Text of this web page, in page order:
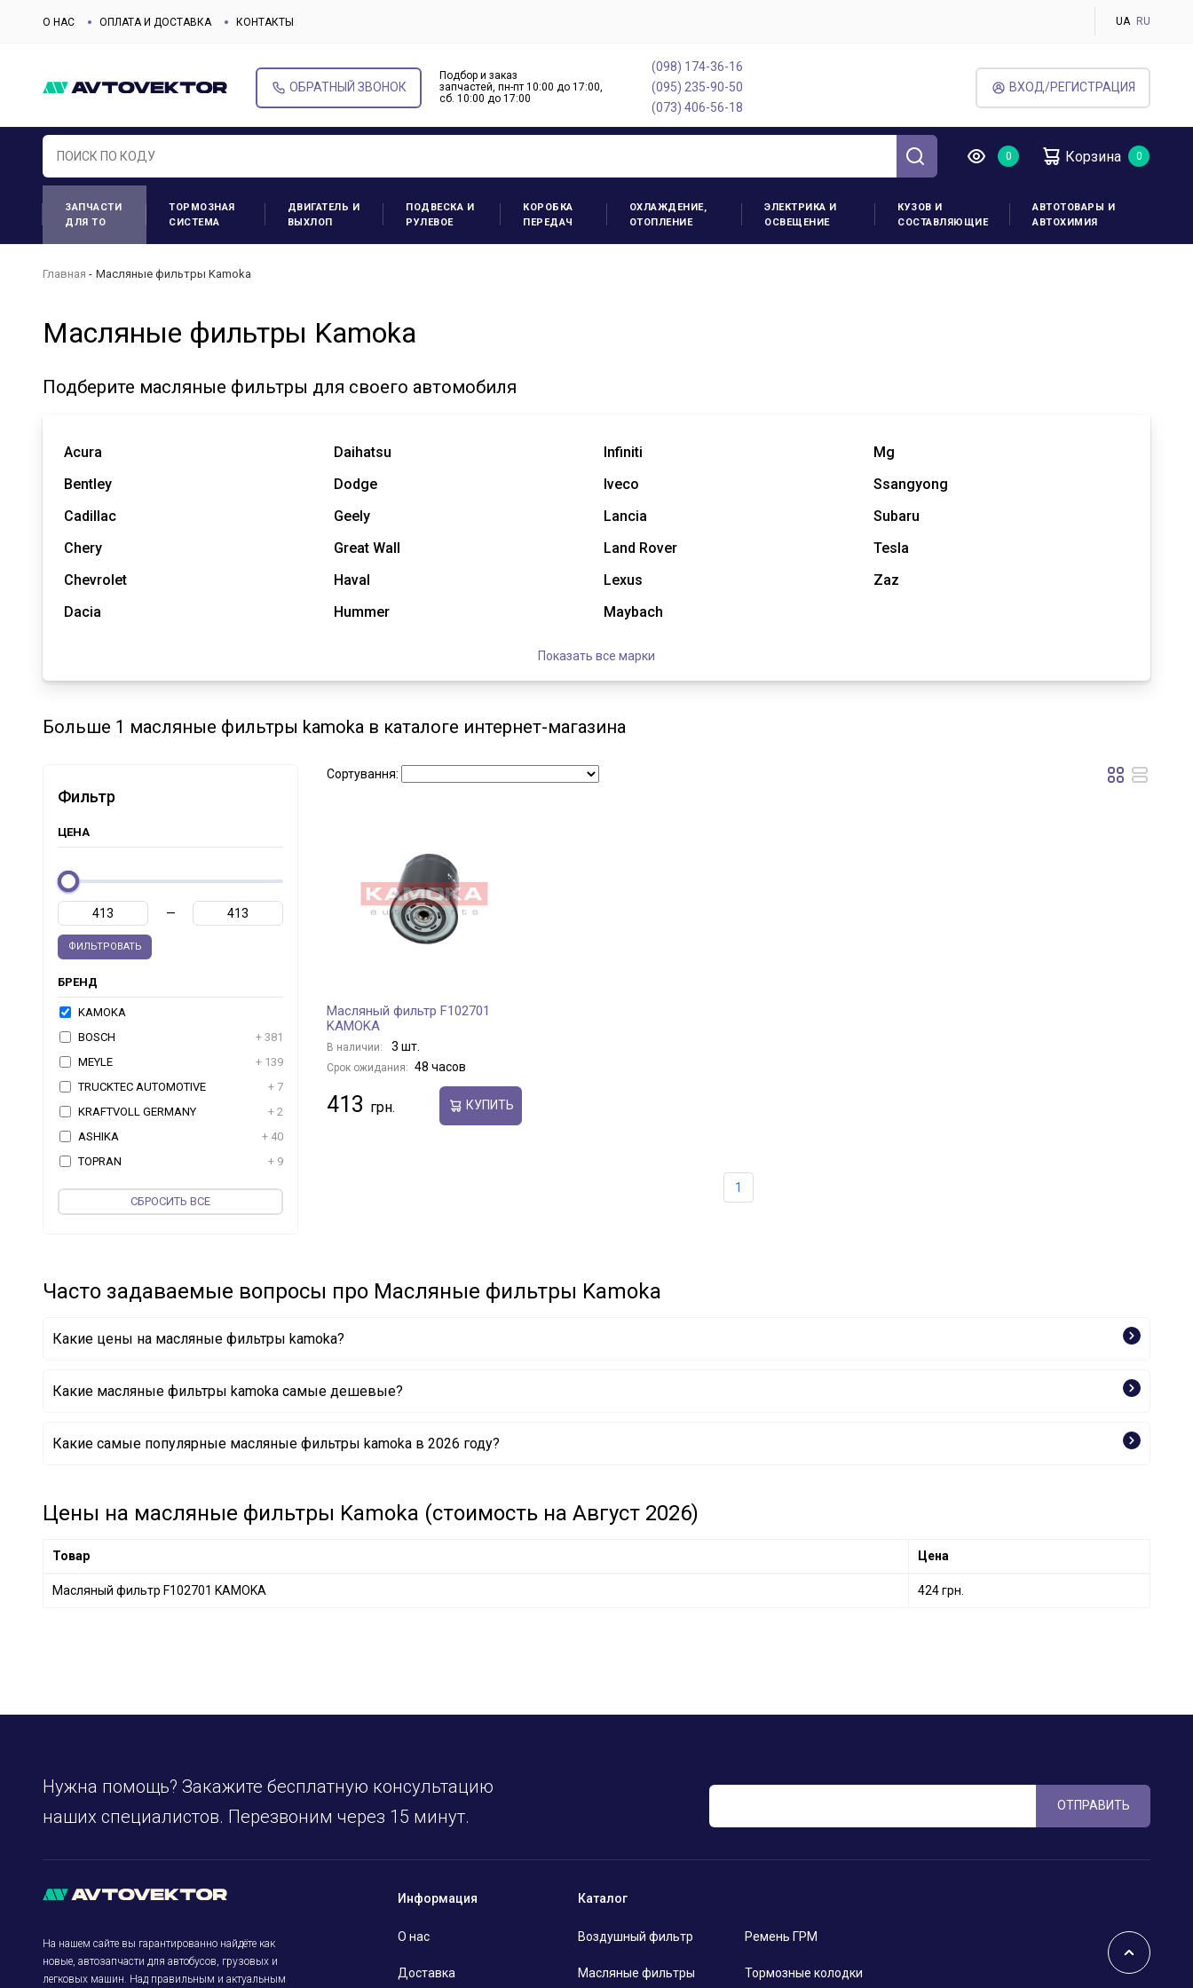
О НАС ОПЛАТА И ДОСТАВКА КОНТАКТЫ UA RU
ОБРАТНЫЙ ЗВОНОК
Подбор и заказ
запчастей, пн-пт 10:00 до 17:00,
cб. 10:00 до 17:00
(098) 174-36-16
(095) 235-90-50
(073) 406-56-18
ВХОД/РЕГИСТРАЦИЯ
Корзина
ЗАПЧАСТИ
ДЛЯ ТО
ТОРМОЗНАЯ
СИСТЕМА
ДВИГАТЕЛЬ И
ВЫХЛОП
ПОДВЕСКА И
РУЛЕВОЕ
КОРОБКА
ПЕРЕДАЧ
ОХЛАЖДЕНИЕ,
ОТОПЛЕНИЕ
ЭЛЕКТРИКА И
ОСВЕЩЕНИЕ
КУЗОВ И
СОСТАВЛЯЮЩИЕ
АВТОТОВАРЫ И
АВТОХИМИЯ
Главная Масляные фильтры Kamoka
Масляные фильтры Kamoka
Подберите масляные фильтры для своего автомобиля
Acura
Bentley
Cadillac
Chery
Chevrolet
Dacia
Daihatsu
Dodge
Geely
Great Wall
Haval
Hummer
Infiniti
Iveco
Lancia
Land Rover
Lexus
Maybach
Mg
Ssangyong
Subaru
Tesla
Zaz
Показать все марки
Больше 1 масляные фильтры kamoka в каталоге интернет-магазина
Фильтр
ЦЕНА
—
ФИЛЬТРОВАТЬ
БРЕНД
KAMOKA
BOSCH
+ 381
MEYLE
+ 139
TRUCKTEC AUTOMOTIVE
+ 7
KRAFTVOLL GERMANY
+ 2
ASHIKA
+ 40
TOPRAN
+ 9
JAPKO
+ 98
FEBI BILSTEIN
+ 194
MEAT & DORIA
+ 141
PROFIT
+ 67
MAPCO
+ 2
BLUE PRINT
JC PREMIUM
+ 17
CLEAN FILTERS
+ 12
JAPANPARTS
+ 181
PURFLUX
+ 233
FLEETGUARD
+ 19
CБРОСИТЬ ВСЕ
Сортування:
Масляный фильтр F102701
KAMOKA
В наличии: 3 шт.
Срок ожидания: 48 часов
413 КУПИТЬ
1
Часто задаваемые вопросы про Масляные фильтры Kamoka
Какие цены на масляные фильтры kamoka?
Какие масляные фильтры kamoka самые дешевые?
Какие самые популярные масляные фильтры kamoka в 2026 году?
Цены на масляные фильтры Kamoka (стоимость на Август 2026)
Товар Цена
Масляный фильтр F102701 KAMOKA 424 грн.
Нужна помощь? Закажите бесплатную консультацию
наших специалистов. Перезвоним через 15 минут.
ОТПРАВИТЬ
На нашем сайте вы гарантированно найдёте как
новые, автозапчасти для автобусов, грузовых и
легковых машин. Над правильным и актуальным
Информация
О нас
Доставка
Каталог
Воздушный фильтр
Масляные фильтры
Ремень ГРМ
Тормозные колодки